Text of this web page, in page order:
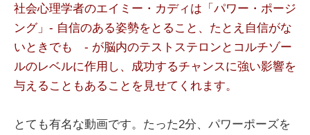
社会心理学者のエイミー・カディは「パワー・ポージ
ング」- 自信のある姿勢をとること、たとえ自信がな
いときでも - が脳内のテストステロンとコルチゾー
ルのレベルに作用し、成功するチャンスに強い影響を
与えることもあることを見せてくれます。
とても有名な動画です。たった2分、パワーポーズを